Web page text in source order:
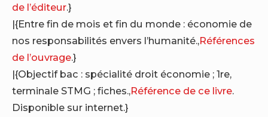
de l’éditeur.}
|{Entre fin de mois et fin du monde : économie de
nos responsabilités envers l’humanité.,Références
de l’ouvrage.}
|{Objectif bac : spécialité droit économie ; 1re,
terminale STMG ; fiches.,Référence de ce livre.
Disponible sur internet.}